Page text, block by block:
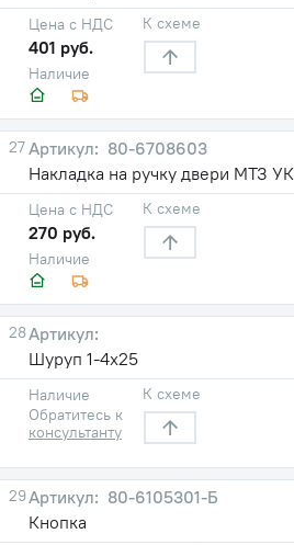
Наличие
Цена с НДС
401 руб.
К схеме
27
80-6708603
Накладка на ручку двери МТЗ УК
Наличие
Цена с НДС
270 руб.
К схеме
28
Шуруп 1-4х25
Наличие
Обратитесь к
консультанту
К схеме
29
80-6105301-Б
Кнопка